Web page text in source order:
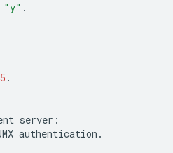
"y" .
.
server :
authentication .